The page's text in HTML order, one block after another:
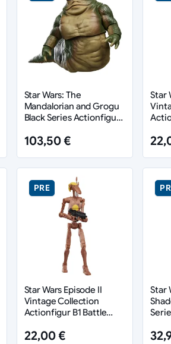
Star Wars: The
Mandalorian and Grogu
Black Series Actionfigur
103,50 €
Star
cm
PRE
Star Wars Episode II
Vintage Collection
Actionfigur B1 Battle
22,00 €
Star